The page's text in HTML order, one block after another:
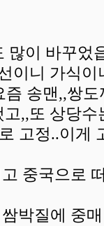
많이 바꾸었
이니 가식
송맨,,쌍
,,또 상당
고정..이게
중국으로
박질에 중